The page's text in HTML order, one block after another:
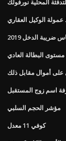
المحلية نورفولك
ضريبة الدخل 2019
مستوى البطالة العادي
على أموال مقابل ذلك
اسم زوج المستقبل
مؤشر الحجم السلبي
كوفي 11 معدل